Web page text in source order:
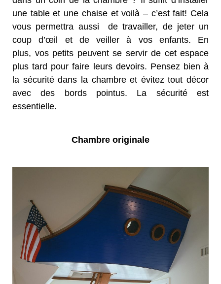
une table et une chaise et voilà – c’est fait! Cela
vous permettra aussi de travailler, de jeter un
coup d’œil et de veiller à vosenfants. En
plus, vos petits peuvent se servir de cet espace
plus tard pour faire leurs devoirs. Pensez bien à
la sécurité dans la chambre et évitez tout décor
avec des bords
pointus. La sécurité est
essentielle.
Chambre originale